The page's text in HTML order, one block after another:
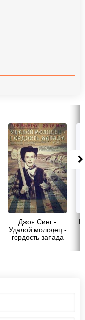
Джон Синг -
Удалой молодец -
гордость запада